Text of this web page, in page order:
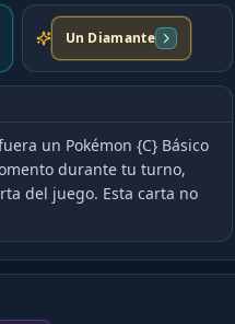
Un Diamante
un Pokémon {C} Básico
durante tu turno,
del juego. Esta carta no